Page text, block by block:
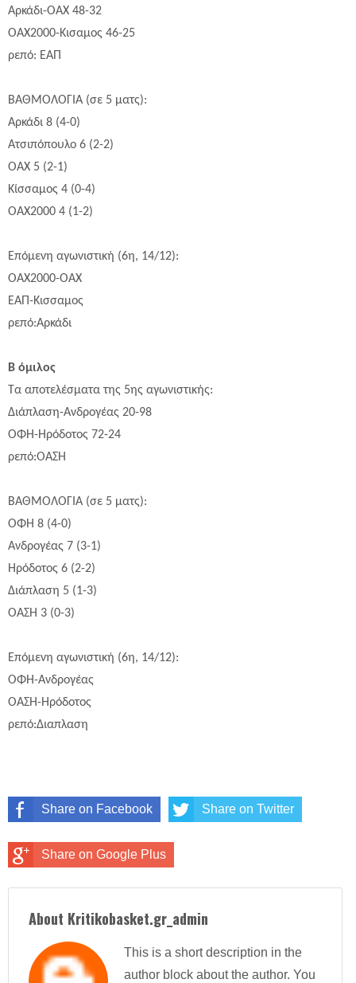
Αρκάδι-ΟΑΧ 48-32
ΟΑΧ2000-Κισαμος 46-25
ρεπό: ΕΑΠ
ΒΑΘΜΟΛΟΓΙΑ (σε 5 ματς):
Αρκάδι 8 (4-0)
Ατσιπόπουλο 6 (2-2)
ΟΑΧ 5 (2-1)
Κίσσαμος 4 (0-4)
ΟΑΧ2000 4 (1-2)
Επόμενη αγωνιστική (6η, 14/12):
ΟΑΧ2000-ΟΑΧ
ΕΑΠ-Κισσαμος
ρεπό:Αρκάδι
Β όμιλος
Τα αποτελέσματα της 5ης αγωνιστικής:
Διάπλαση-Ανδρογέας 20-98
ΟΦΗ-Ηρόδοτος 72-24
ρεπό:ΟΑΣΗ
ΒΑΘΜΟΛΟΓΙΑ (σε 5 ματς):
ΟΦΗ 8 (4-0)
Ανδρογέας 7 (3-1)
Ηρόδοτος 6 (2-2)
Διάπλαση 5 (1-3)
ΟΑΣΗ 3 (0-3)
Επόμενη αγωνιστική (6η, 14/12):
ΟΦΗ-Ανδρογέας
ΟΑΣΗ-Ηρόδοτος
ρεπό:Διαπλαση
Share on Facebook Share on Twitter
Share on Google Plus
About Kritikobasket.gr_admin
This is a short description in the
author block about the author. You